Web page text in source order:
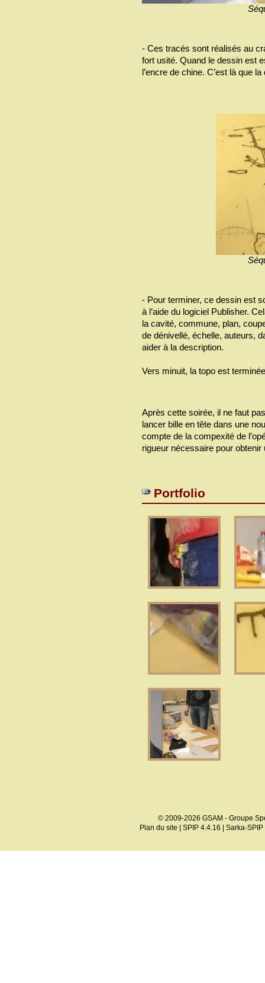
- Ces tracés sont réalisés au
fort usité. Quand le dessin est
l’encre de chine. C’est là que
- Pour terminer, ce dessin est
à l’aide du logiciel Publisher.
la cavité, commune, plan,
de dénivellé, échelle, auteurs,
aider à la description.
Vers minuit, la topo est
Après cette soirée, il ne faut
lancer bille en tête dans une
compte de la compexité de
rigueur nécessaire pour obtenir
Portfolio
© 2009-2026 GSAM - Groupe
Plan du site | SPIP 4.4.16 | Sarka-SPIP